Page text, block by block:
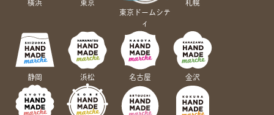
横浜
東京
東京ドームシテ
ィ
札幌
静岡 浜松 名古屋 金沢